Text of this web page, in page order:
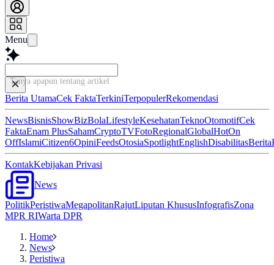
Menu
Tanya apapun tentang artikel ini...
Berita UtamaCek FaktaTerkiniTerpopulerRekomendasi
NewsBisnisShowBizBolaLifestyleKesehatanTeknoOtomotifCek
FaktaEnam PlusSahamCryptoTVFotoRegionalGlobalHotOn
OffIslamiCitizen6OpiniFeedsOtosiaSpotlightEnglishDisabilitasBerita
KontakKebijakan Privasi
News
PolitikPeristiwaMegapolitanRajutLiputan KhususInfografisZona
MPR RIWarta DPR
Home
News
Peristiwa